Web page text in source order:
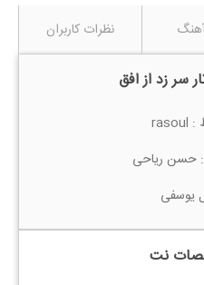
نظرات کاربران
سر زد از افق
:
rasoul
حسن ریاحی
یوسفی
نت